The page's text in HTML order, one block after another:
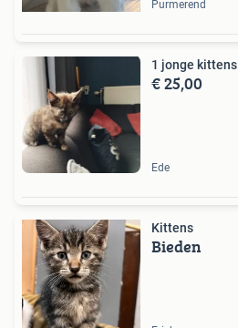
Purmerend
1 jonge kittens
€ 25,00
Ede
Kittens
Bieden